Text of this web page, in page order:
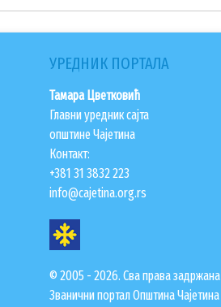
УРЕДНИК ПОРТАЛА
Тамара Цветковић
Главни уредник сајта
општине Чајетина
Контакт:
+381 31 3832 223
info@cajetina.org.rs
© 2005 - 2026. Сва права задржана
Званични портал Општина Чајетина